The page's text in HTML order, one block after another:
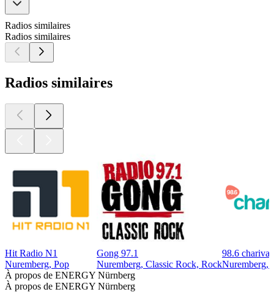
Radios similaires
Radios similaires
Radios similaires
Hit Radio N1
Nuremberg, Pop
Gong 97.1
Nuremberg, Classic Rock, Rock
98.6
Nuremberg,
À propos de ENERGY Nürnberg
À propos de ENERGY Nürnberg